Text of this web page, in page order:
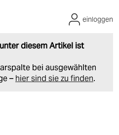
diesem Artikel ist
bei ausgewählten
– hier sind sie zu finden.
einloggen